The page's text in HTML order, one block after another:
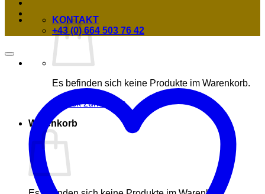
Es befinden sich keine Produkte im Warenkorb.
Zurück zum Shop
Warenkorb
KONTAKT
+43 (0) 664 503 76 42